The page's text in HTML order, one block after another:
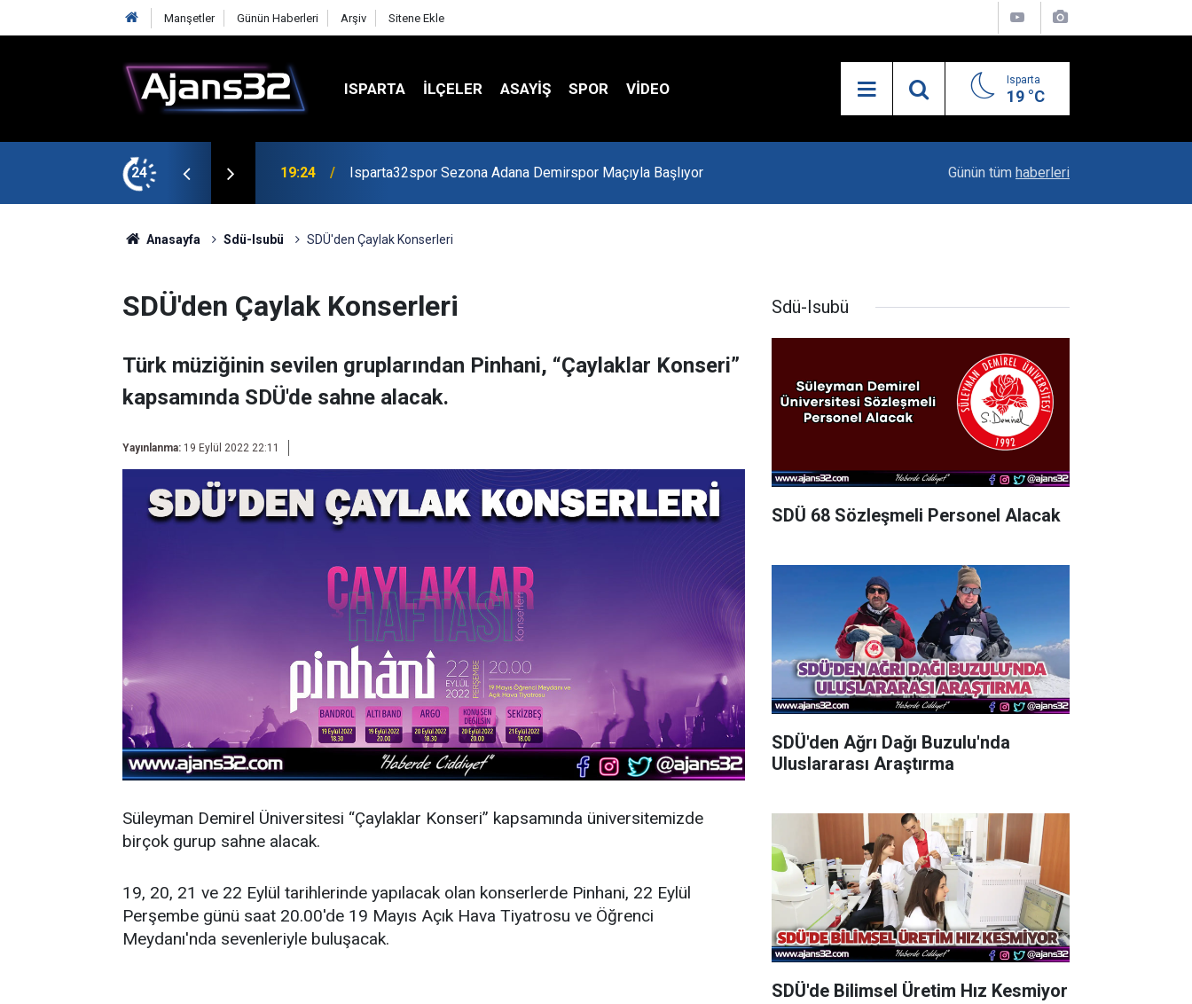
Manşetler Günün Haberleri Arşiv Sitene Ekle
ISPARTA İLÇELER ASAYİŞ SPOR VIDEO Isparta
19 °C
24
Maçıyla Başlıyor 19:22 Isparta Kredi Batağında Vali Erin: Bu İşin Kenarında Olanlara Bile Bu
Günün tüm haberleri
Anasayfa Sdü-Isubü SDÜ'den Çaylak Konserleri
SDÜ'den Çaylak Konserleri
Türk müziğinin sevilen gruplarından Pinhani, “Çaylaklar Konseri”
kapsamında SDÜ'de sahne alacak.
Yayınlanma: 19 Eylül 2022 22:11
Süleyman Demirel Üniversitesi “Çaylaklar Konseri” kapsamında üniversitemizde
birçok gurup sahne alacak.
19, 20, 21 ve 22 Eylül tarihlerinde yapılacak olan konserlerde Pinhani, 22 Eylül
Perşembe günü saat 20.00'de 19 Mayıs Açık Hava Tiyatrosu ve Öğrenci
Meydanı'nda sevenleriyle buluşacak.
Sdü-Isubü
SDÜ 68 Sözleşmeli Personel Alacak
SDÜ'den Ağrı Dağı Buzulu'nda
Uluslararası Araştırma
SDÜ'de Bilimsel Üretim Hız Kesmiyor